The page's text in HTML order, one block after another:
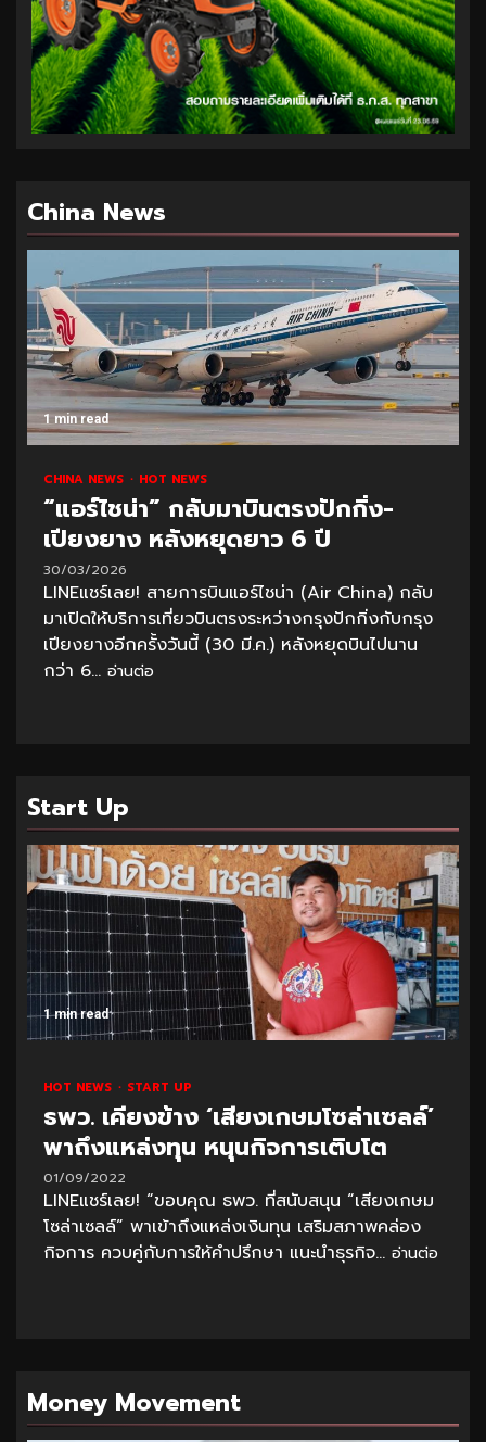
China News
1 min read
CHINA NEWS HOT NEWS
“แอร์ไชน่า” กลับมาบินตรงปักกิ่ง-
เปียงยาง หลังหยุดยาว 6 ปี
30/03/2026
LINEแชร์เลย! สายการบินแอร์ไชน่า (Air China) กลับ
มาเปิดให้บริการเที่ยวบินตรงระหว่างกรุงปักกิ่งกับกรุง
เปียงยางอีกครั้งวันนี้ (30 มี.ค.) หลังหยุดบินไปนาน
กว่า 6... อ่านต่อ
Start Up
1 min read
HOT NEWS START UP
ธพว. เคียงข้าง ‘เสียงเกษมโซล่าเซลล์’
พาถึงแหล่งทุน หนุนกิจการเติบโต
01/09/2022
LINEแชร์เลย! “ขอบคุณ ธพว. ที่สนับสนุน “เสียงเกษม
โซล่าเซลล์” พาเข้าถึงแหล่งเงินทุน เสริมสภาพคล่อง
กิจการ ควบคู่กับการให้คำปรึกษา แนะนำธุรกิจ... อ่านต่อ
Money Movement